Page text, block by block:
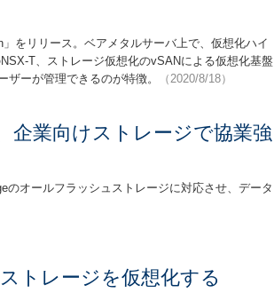
をリリース。ベアメタルサーバ上で、仮想化ハイ
T、ストレージ仮想化のvSANによる仮想化基盤
ーが管理できるのが特徴。
（2020/8/18）
企業向けストレージで協業強
オールフラッシュストレージに対応させ、データ
トレージを仮想化する